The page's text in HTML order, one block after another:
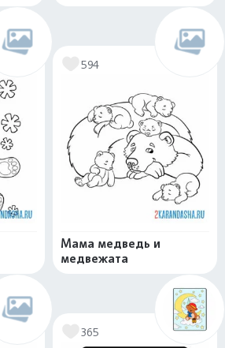
594
Мама медведь и
медвежата
365